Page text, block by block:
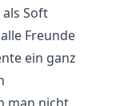
Soft
Freunde
ein ganz